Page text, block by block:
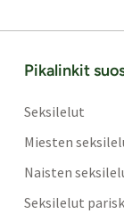
Pikalinkit
Seksilelut
Miesten
Naisten
Seksilelut